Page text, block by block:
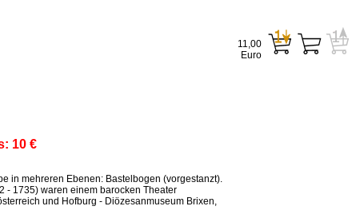
10 €
in mehreren Ebenen: Bastelbogen (vorgestanzt).
- 1735) waren einem barocken Theater
und Hofburg - Diözesanmuseum Brixen,
11,00
Euro